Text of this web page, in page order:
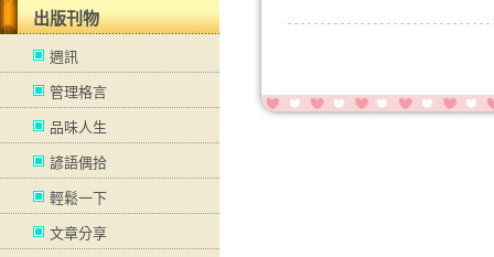
出版刊物
週訊
管理格言
品味人生
諺語偶拾
輕鬆一下
文章分享